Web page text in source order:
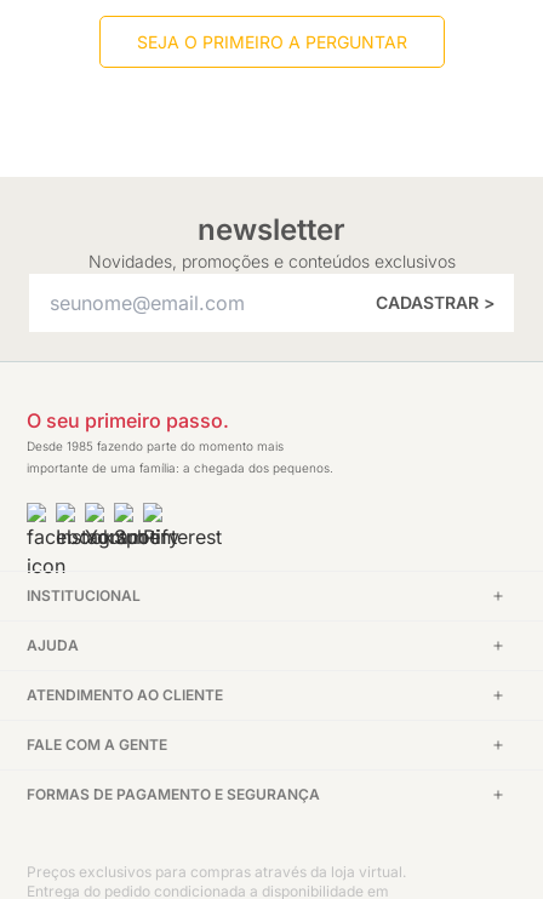
SEJA O PRIMEIRO A PERGUNTAR
newsletter
Novidades, promoções e conteúdos exclusivos
CADASTRAR >
O seu primeiro passo.
Desde 1985 fazendo parte do momento mais
importante de uma família: a chegada dos pequenos.
INSTITUCIONAL
AJUDA
ATENDIMENTO AO CLIENTE
FALE COM A GENTE
FORMAS DE PAGAMENTO E SEGURANÇA
Preços exclusivos para compras através da loja virtual.
Entrega do pedido condicionada a disponibilidade em